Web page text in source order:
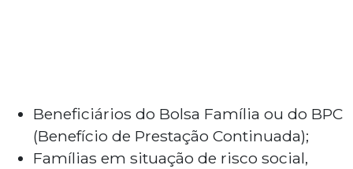
Beneficiários do Bolsa Família ou do BPC
(Benefício de Prestação Continuada);
Famílias em situação de risco social,